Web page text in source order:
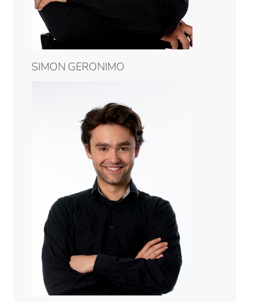
SIMON GERONIMO